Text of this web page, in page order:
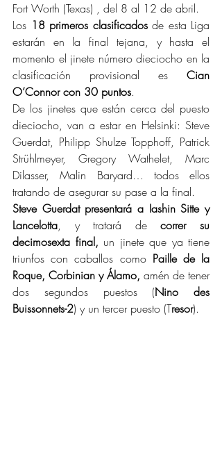
Fort Worth (Texas) , del 8 al 12 de abril.
Los 18 primeros clasificados de esta Liga
estarán en la final tejana, y hasta el
momento el jinete número dieciocho en la
clasificación provisional es Cian
O’Connor con 30 puntos.
De los jinetes que están cerca del puesto
dieciocho, van a estar en Helsinki: Steve
Guerdat, Philipp Shulze Topphoff, Patrick
Strühlmeyer, Gregory Wathelet, Marc
Dilasser, Malin Baryard… todos ellos
tratando de asegurar su pase a la final.
Steve Guerdat presentará a Iashin Sitte y
Lancelotta, y tratará de correr su
decimosexta final, un jinete que ya tiene
triunfos con caballos como Paille de la
Roque, Corbinian y Álamo, amén de tener
dos segundos puestos (Nino des
Buissonnets-2) y un tercer puesto (Tresor).